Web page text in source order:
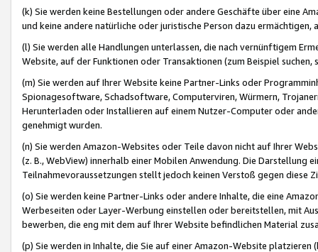
(k) Sie werden keine Bestellungen oder andere Geschäfte über eine
und keine andere natürliche oder juristische Person dazu
(l) Sie werden alle Handlungen unterlassen, die nach vernünftigem
Website, auf der Funktionen oder Transaktionen (zum Beispiel
(m) Sie werden auf Ihrer Website keine Partner-Links oder
Spionagesoftware, Schadsoftware, Computerviren, Würmern,
Herunterladen oder Installieren auf einem Nutzer-Computer oder
genehmigt wurden.
(n) Sie werden Amazon-Websites oder Teile davon nicht auf Ihrer
(z. B., WebView) innerhalb einer Mobilen Anwendung. Die Darstellung
Teilnahmevoraussetzungen stellt jedoch keinen Verstoß gegen diese
(o) Sie werden keine Partner-Links oder andere Inhalte, die eine
Werbeseiten oder Layer-Werbung einstellen oder bereitstellen, mit
bewerben, die eng mit dem auf Ihrer Website befindlichen Material
(p) Sie werden in Inhalte, die Sie auf einer Amazon-Website